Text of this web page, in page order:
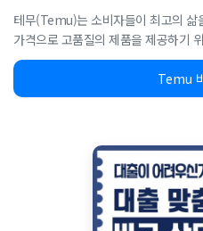
테무(Temu)는 소비자들이 최고의 삶
가격으로 고품질의 제품을 제공하기
Temu